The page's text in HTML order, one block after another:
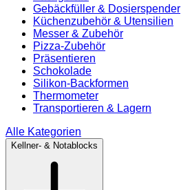
Gebäckfüller & Dosierspender
Küchenzubehör & Utensilien
Messer & Zubehör
Pizza-Zubehör
Präsentieren
Schokolade
Silikon-Backformen
Thermometer
Transportieren & Lagern
Alle Kategorien
Kellner- & Notablocks